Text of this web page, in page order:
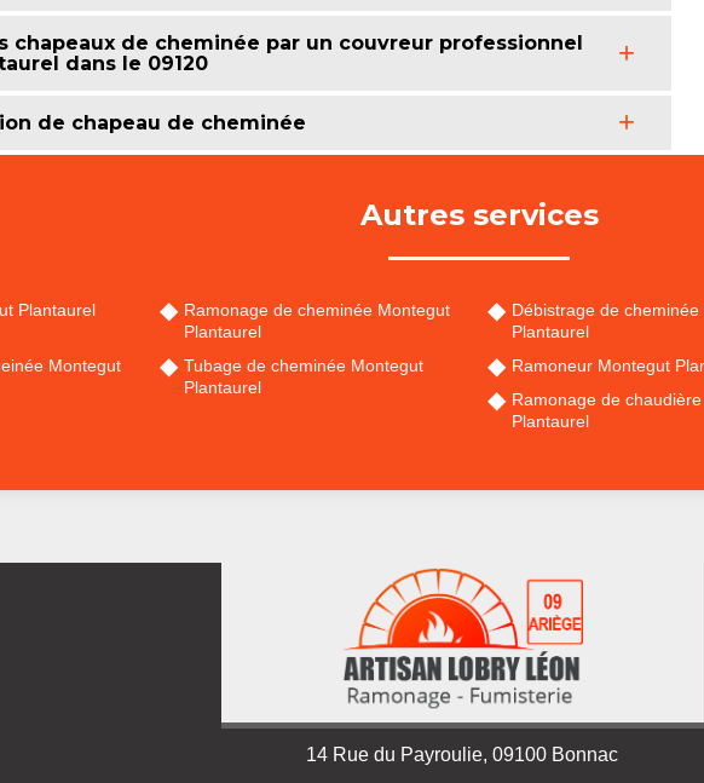
chapeaux de cheminée par un couvreur professionnel
dans le 09120
de chapeau de cheminée
Autres services
Plantaurel
Montegut
Ramonage de cheminée Montegut
Plantaurel
Tubage de cheminée Montegut
Plantaurel
Débistrage de
Plantaurel
Ramoneur Montegut
Ramonage de
Plantaurel
14 Rue du Payroulie, 09100 Bonnac